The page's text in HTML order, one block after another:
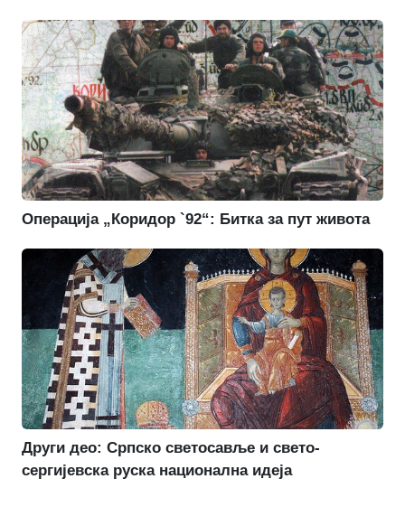
Операција „Коридор `92“: Битка за пут живота
Други део: Српско светосавље и свето-
сергијевска руска национална идеја